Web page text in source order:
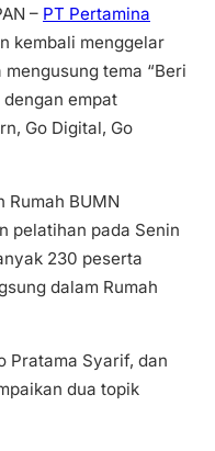
– PT Pertamina
kembali menggelar
tema “Beri
dengan empat
Go Digital, Go
Rumah BUMN
pelatihan pada Senin
230 peserta
dalam Rumah
Pratama Syarif, dan
dua topik